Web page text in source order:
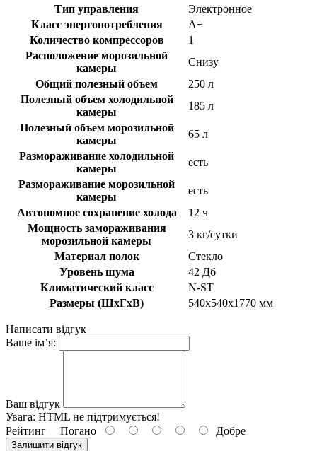
Тип управления
Электронное
Класс энергопотребления
А+
Количество компрессоров
1
Расположение морозильной
камеры
Снизу
Общий полезный объем
250 л
Полезный объем холодильной
камеры
185 л
Полезный объем морозильной
камеры
65 л
Размораживание холодильной
камеры
есть
Размораживание морозильной
камеры
есть
Автономное сохранение холода
12 ч
Мощность замораживания
морозильной камеры
3 кг/сутки
Материал полок
Стекло
Уровень шума
42 Дб
Климатический класс
N-ST
Размеры (ШхГхВ)
540x540x1770 мм
Написати відгук
Ваше ім’я:
Ваш відгук
Увага: HTML не підтримується!
Рейтинг Погано Добре
Залишити відгук